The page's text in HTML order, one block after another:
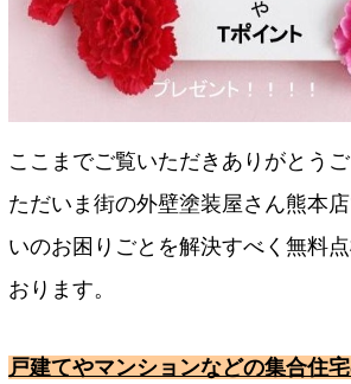
ここまでご覧いただきありがとうご
ただいま街の外壁塗装屋さん熊本
いのお困りごとを解決すべく無料
おります。
戸建てやマンションなどの集合住